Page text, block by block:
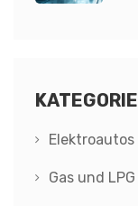
Elektroautos
Gas und LPG